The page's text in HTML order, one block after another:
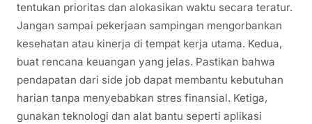
tentukan prioritas dan alokasikan waktu secara teratur.
Jangan sampai pekerjaan sampingan mengorbankan
kesehatan atau kinerja di tempat kerja utama. Kedua,
buat rencana keuangan yang jelas. Pastikan bahwa
pendapatan dari side job dapat membantu kebutuhan
harian tanpa menyebabkan stres finansial. Ketiga,
gunakan teknologi dan alat bantu seperti aplikasi